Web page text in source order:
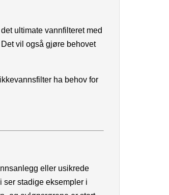
ultimate vannfilteret med
vil også gjøre behovet
ha behov for
eller usikrede
ser stadige eksempler i